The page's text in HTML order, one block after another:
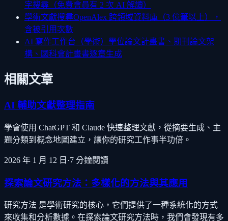
字搜尋（免費會員有 2 次 AI 解讀）
學術文獻搜尋OpenAlex 跨領域資料庫（3 億筆以上），
含被引用次數
AI 寫作工作台（學術） 學位論文計畫書、期刊論文架
構、國科會計畫書逐章生成
相關文章
AI 輔助文獻整理指南
學會使用 ChatGPT 和 Claude 快速整理文獻，從摘要生成、主
題分類到概念地圖建立，讓你的研究工作事半功倍。
2026 年 1 月 12 日 ·7 分鐘閱讀
探索論文研究方法：多樣化的方法與其應用
研究方法 是學術研究的核心，它們提供了一種系統化的方式
來收集和分析數據。在探索論文研究方法時，我們會發現有多